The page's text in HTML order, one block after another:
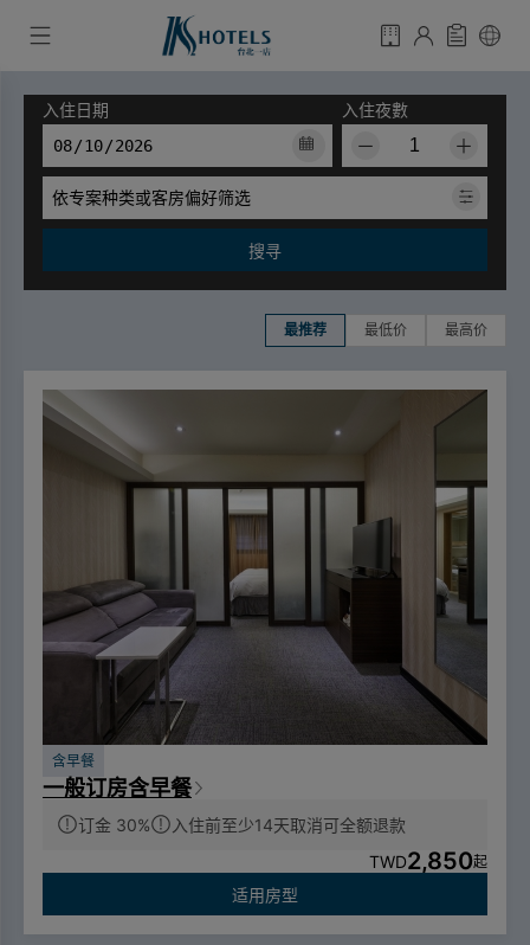
入住日期
入住夜數
－
＋
依专案种类或客房偏好筛选
搜寻
最推荐 最低价 最高价
含早餐
一般订房含早餐
订金 30%
入住前至少14天取消可全额退款
TWD2,850起
适用房型